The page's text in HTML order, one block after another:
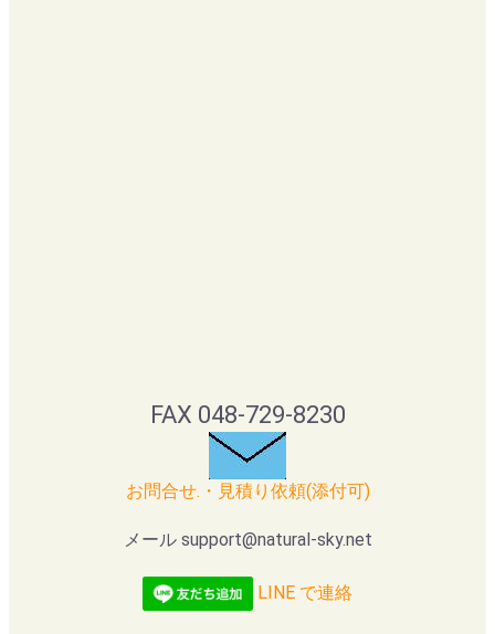
FAX 048-729-8230
お問合せ.・見積り依頼(添付可)
メール support@natural-sky.net
LINE で連絡